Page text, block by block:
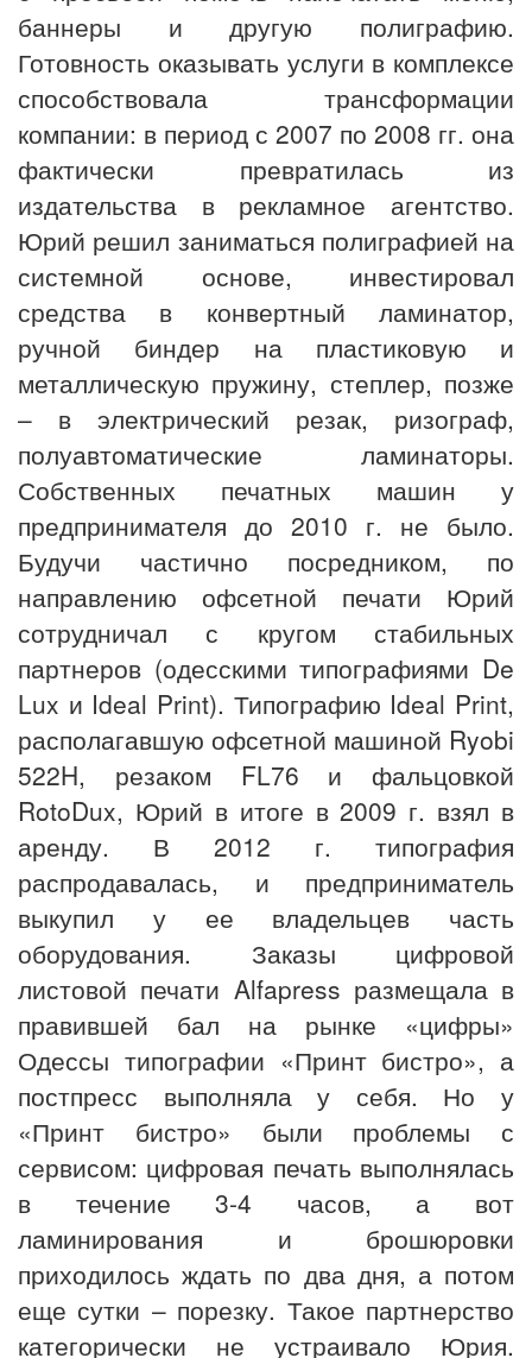
баннеры и другую полиграфию.
Готовность оказывать услуги в комплексе
способствовала трансформации
компании: в период с 2007 по 2008 гг. она
фактически превратилась из
издательства в рекламное агентство.
Юрий решил заниматься полиграфией на
системной основе, инвестировал
средства в конвертный ламинатор,
ручной биндер на пластиковую и
металлическую пружину, степлер, позже
– в электрический резак, ризограф,
полуавтоматические ламинаторы.
Собственных печатных машин у
предпринимателя до 2010 г. не было.
Будучи частично посредником, по
направлению офсетной печати Юрий
сотрудничал с кругом стабильных
партнеров (одесскими типографиями De
Lux и Ideal Print). Типографию Ideal Print,
располагавшую офсетной машиной Ryobi
522H, резаком FL76 и фальцовкой
RotoDux, Юрий в итоге в 2009 г. взял в
аренду. В 2012 г. типография
распродавалась, и предприниматель
выкупил у ее владельцев часть
оборудования. Заказы цифровой
листовой печати Alfapress размещала в
правившей бал на рынке «цифры»
Одессы типографии «Принт бистро», а
постпресс выполняла у себя. Но у
«Принт бистро» были проблемы с
сервисом: цифровая печать выполнялась
в течение 3-4 часов, а вот
ламинирования и брошюровки
приходилось ждать по два дня, а потом
еще сутки – порезку. Такое партнерство
категорически не устраивало Юрия.